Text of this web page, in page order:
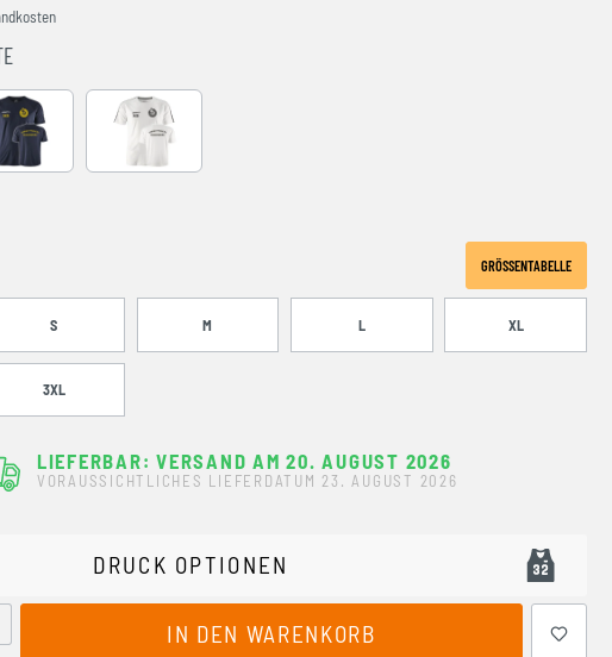
NAVY White
GRÖSSENTABELLE
S M L XL
3XL
LIEFERBAR: VERSAND AM 20. AUGUST 2026
VORAUSSICHTLICHES LIEFERDATUM 23. AUGUST 2026
DRUCK OPTIONEN
den gewünschten Wert ein oder benutze die Schaltflächen
IN DEN WARENKORB